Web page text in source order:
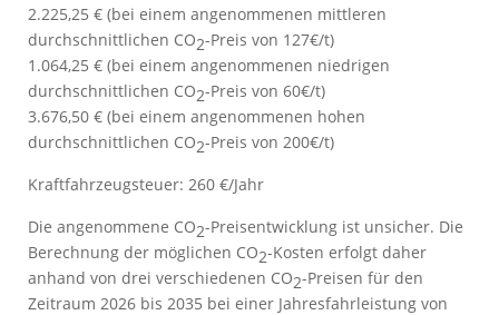
2.225,25 € (bei einem angenommenen mittleren
durchschnittlichen CO2-Preis von 127€/t)
1.064,25 € (bei einem angenommenen niedrigen
durchschnittlichen CO2-Preis von 60€/t)
3.676,50 € (bei einem angenommenen hohen
durchschnittlichen CO2-Preis von 200€/t)
Kraftfahrzeugsteuer: 260 €/Jahr
Die angenommene CO2-Preisentwicklung ist unsicher. Die
Berechnung der möglichen CO2-Kosten erfolgt daher
anhand von drei verschiedenen CO2-Preisen für den
Zeitraum 2026 bis 2035 bei einer Jahresfahrleistung von